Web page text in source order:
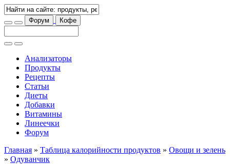
Форум Кофе
Анализаторы
Продукты
Рецепты
Статьи
Диеты
Добавки
Витамины
Линеечки
Форум
Главная » Таблица калорийности продуктов » Овощи и зелень
» Одуванчик